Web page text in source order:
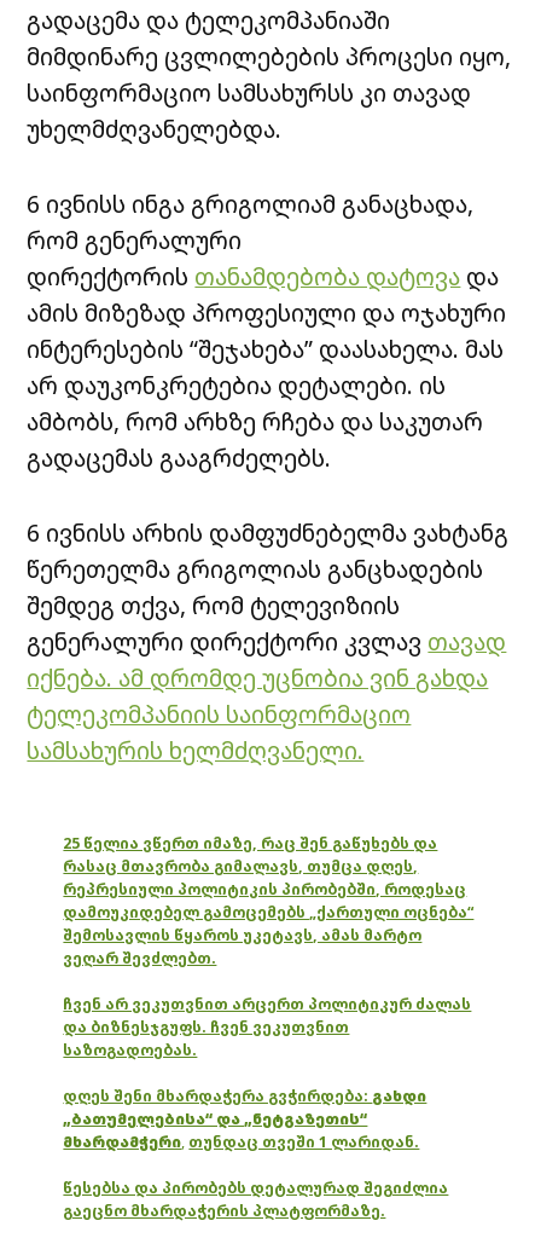
გადაცემა და ტელეკომპანიაში
მიმდინარე ცვლილებების პროცესი იყო,
საინფორმაციო სამსახურსს კი თავად
უხელმძღვანელებდა.
6 ივნისს ინგა გრიგოლიამ განაცხადა,
რომ გენერალური
დირექტორის თანამდებობა დატოვა და
ამის მიზეზად პროფესიული და ოჯახური
ინტერესების “შეჯახება” დაასახელა. მას
არ დაუკონკრეტებია დეტალები. ის
ამბობს, რომ არხზე რჩება და საკუთარ
გადაცემას გააგრძელებს.
6 ივნისს არხის დამფუძნებელმა ვახტანგ
წერეთელმა გრიგოლიას განცხადების
შემდეგ თქვა, რომ ტელევიზიის
გენერალური დირექტორი კვლავ თავად
იქნება. ამ დრომდე უცნობია ვინ გახდა
ტელეკომპანიის საინფორმაციო
სამსახურის ხელმძღვანელი.
25 წელია ვწერთ იმაზე, რაც შენ გაწუხებს და
რასაც მთავრობა გიმალავს, თუმცა დღეს,
რეპრესიული პოლიტიკის პირობებში, როდესაც
დამოუკიდებელ გამოცემებს „ქართული ოცნება“
შემოსავლის წყაროს უკეტავს, ამას მარტო
ვეღარ შევძლებთ.
ჩვენ არ ვეკუთვნით არცერთ პოლიტიკურ ძალას
და ბიზნესჯგუფს. ჩვენ ვეკუთვნით
საზოგადოებას.
დღეს შენი მხარდაჭერა გვჭირდება: გახდი
„ბათუმელებისა“ და „ნეტგაზეთის“
მხარდამჭერი, თუნდაც თვეში 1 ლარიდან.
წესებსა და პირობებს დეტალურად შეგიძლია
გაეცნო მხარდაჭერის პლატფორმაზე.